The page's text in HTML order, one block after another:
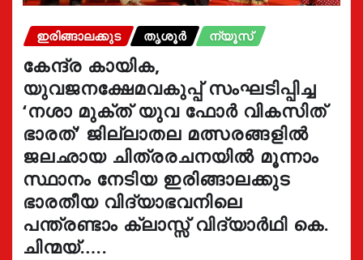
ഇരിങ്ങാലക്കുട തൃശൂർ ന്യൂസ്
കേന്ദ്ര കായിക,
യുവജനക്ഷേമവകുപ്പ് സംഘടിപ്പിച്ച
‘നശാ മുക്ത് യുവ ഫോർ വികസിത്
ഭാരത്’ ജില്ലാതല മത്സരങ്ങളിൽ
ജലഛായ ചിത്രരചനയിൽ മൂന്നാം
സ്ഥാനം നേടിയ ഇരിങ്ങാലക്കുട
ഭാരതീയ വിദ്യാഭവനിലെ
പന്ത്രണ്ടാം ക്ലാസ്സ് വിദ്യാർഥി കെ.
ചിന്മയ്…..